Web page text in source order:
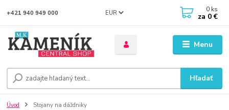
Menu
EUR
Hľadať
+421 940 949 000 0 ks
za 0 €
Úvod Stojany na dáždniky